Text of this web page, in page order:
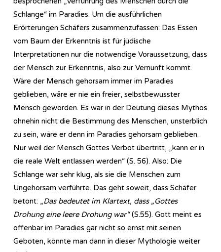
Schlange“ im Paradies. Um die ausführlichen
Erörterungen Schäfers zusammenzufassen: Das Essen
vom Baum der Erkenntnis ist für jüdische
Interpretationen nur die notwendige Voraussetzung, dass
der Mensch zur Erkenntnis, also zur Vernunft kommt.
Wäre der Mensch gehorsam immer im Paradies
geblieben, wäre er nie ein freier, selbstbewusster
Mensch geworden. Es war in der Deutung dieses Mythos
ohnehin nicht die Bestimmung des Menschen, unsterblich
zu sein, wäre er denn im Paradies gehorsam geblieben.
Nur weil der Mensch Gottes Verbot übertritt, „kann er in
die reale Welt entlassen werden“ (S. 56). Also: Die
Schlange war sehr klug, als sie die Menschen zum
Ungehorsam verführte. Das geht soweit, dass Schäfer
betont: „Das bedeutet im Klartext, dass „Gottes
Drohung eine leere Drohung war“(S.55). Gott meint es
offenbar im Paradies gar nicht so ernst mit seinen
Geboten, könnte man dann in dieser Mythologie weiter